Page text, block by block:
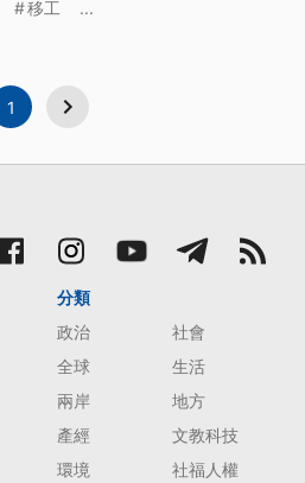
地方官員與業者也深感不
移工 ...
1
分類
政治
社會
全球
生活
兩岸
地方
產經
文教科技
環境
社福人權